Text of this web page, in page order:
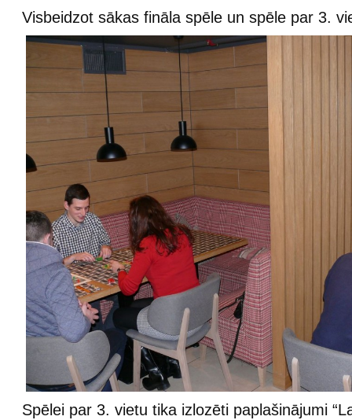
Visbeidzot sākas fināla spēle un spēle par 3.
Spēlei par 3. vietu tika izlozēti paplašinājumi